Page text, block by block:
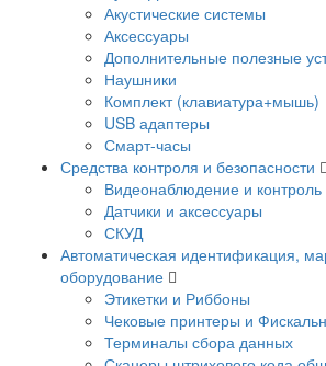
Акустические системы
Аксессуары
Дополнительные полезные
Наушники
Комплект (клавиатура+мышь)
USB адаптеры
Смарт-часы
Средства контроля и безопасности
Видеонаблюдение и
Датчики и аксессуары
СКУД
Автоматическая идентификация,
оборудование
Этикетки и Риббоны
Чековые принтеры и
Терминалы сбора данных